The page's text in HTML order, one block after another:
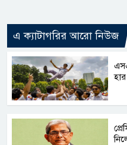
এ ক্যাটাগরির আরো নিউজ